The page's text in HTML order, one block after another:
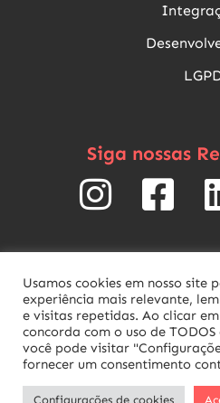
Siga nossas
Política de Privacidade
Usamos cookies em nosso site
experiência mais relevante,
e visitas repetidas. Ao clicar
concorda com o uso de
você pode visitar
fornecer um consentimento
Configurações de cookies